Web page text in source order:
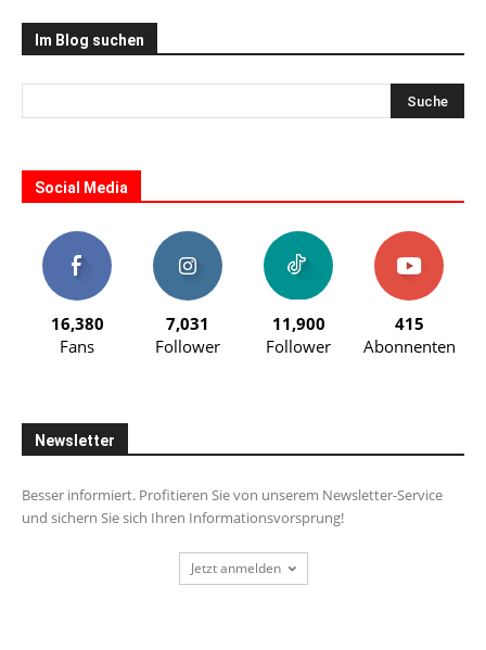
Im Blog suchen
Social Media
16,380
Fans
7,031
Follower
11,900
Follower
415
Abonnenten
Newsletter
Besser informiert. Profitieren Sie von unserem Newsletter-Service
und sichern Sie sich Ihren Informationsvorsprung!
Jetzt anmelden